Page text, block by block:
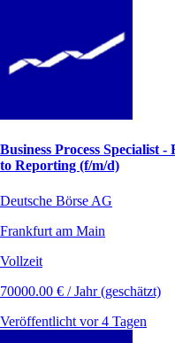
Business Process Specialist
to Reporting (f/m/d)
Deutsche Börse AG
Frankfurt am Main
Vollzeit
70000.00 € / Jahr (geschätzt)
Veröffentlicht vor 4 Tagen